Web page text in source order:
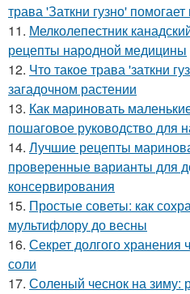
трава 'Заткни гузно'
11. Мелколепестник
рецепты народной медицины
12. Что такое трава 'заткни
загадочном растении
13. Как мариновать
пошаговое руководство для
14. Лучшие рецепты
проверенные варианты для
консервирования
15. Простые советы: как
мультифлору до весны
16. Секрет долгого хранения
соли
17. Соленый чеснок на зиму: